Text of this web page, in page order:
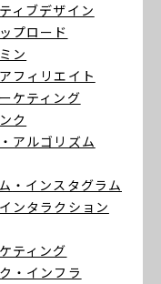
ィブデザイン
プロード
ン
フィリエイト
ケティング
ク
・アルゴリズム
・インスタグラム
ンタラクション
ティング
・インフラ